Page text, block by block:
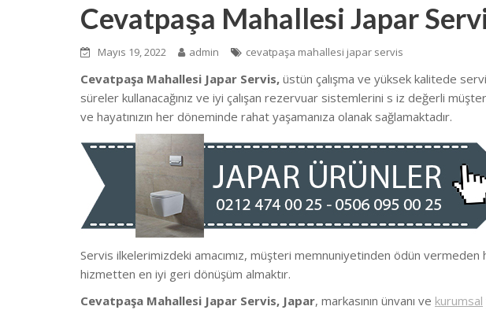
Cevatpaşa Mahallesi Japar
Mayıs 19, 2022 admin cevatpaşa mahallesi japar servis
Cevatpaşa Mahallesi Japar Servis, üstün çalışma ve yüksek kalitede
süreler kullanacağınız ve iyi çalışan rezervuar sistemlerini s iz değerli
ve hayatınızın her döneminde rahat yaşamanıza olanak sağlamaktadır.
Servis ilkelerimizdeki amacımız, müşteri memnuniyetinden ödün
hizmetten en iyi geri dönüşüm almaktır.
Cevatpaşa Mahallesi Japar Servis, Japar, markasının ünvanı ve kurumsal